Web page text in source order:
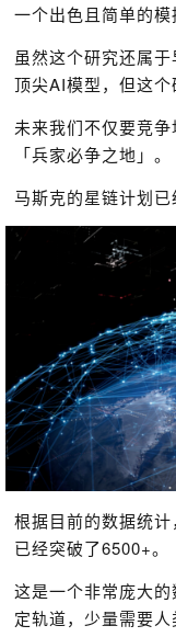
一个出色且简单的模
虽然这个研究还属
顶尖AI模型，但这个
未来我们不仅要竞
「兵家必争之地」。
马斯克的星链计划已
根据目前的数据统
已经突破了6500+。
这是一个非常庞大
定轨道，少量需要